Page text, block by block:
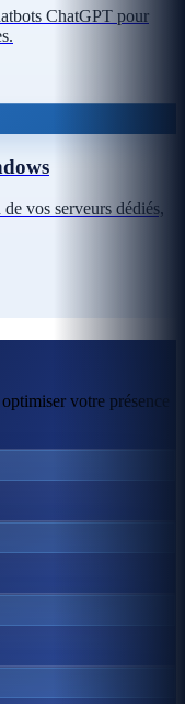
ChatGPT pour
vos serveurs dédiés,
votre présence